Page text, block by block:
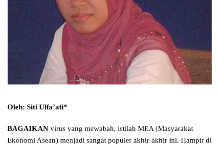
Oleh: Siti Ulfa’ati*
BAGAIKAN virus yang mewabah, istilah MEA (Masyarakat
Ekonomi Asean) menjadi sangat populer akhir-akhir ini. Hampir di